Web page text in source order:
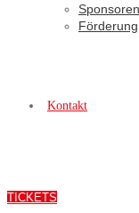
Förderung
Kontakt
TICKETS